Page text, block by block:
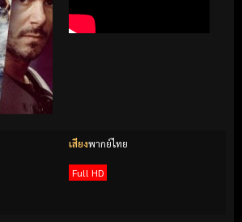
เสียงพากย์ไทย
Full HD